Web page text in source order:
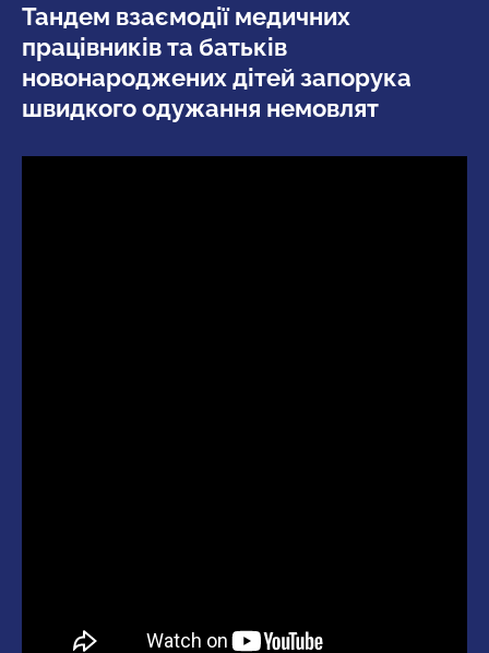
Тандем взаємодії медичних
працівників та батьків
новонароджених дітей запорука
швидкого одужання немовлят